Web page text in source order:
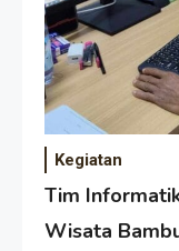
Kegiatan
Tim
Wisata